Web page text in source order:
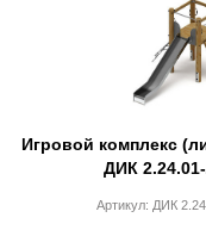
Игровой комплекс
ДИК
Артикул: ДИК